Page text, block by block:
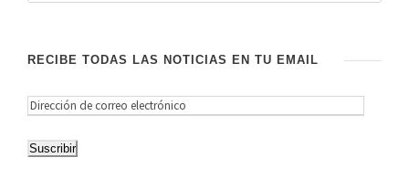
RECIBE TODAS LAS NOTICIAS EN TU EMAIL
D
rSuscribir